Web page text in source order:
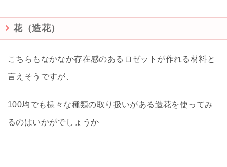
花（造花）
こちらもなかなか存在感のあるロゼットが作れる材料と
言えそうですが、
100均でも様々な種類の取り扱いがある造花を使ってみ
るのはいかがでしょうか